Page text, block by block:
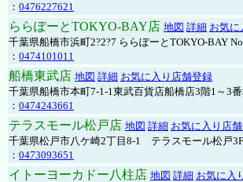
： 0476227621
ららぽーとTOKYO-BAY店 地図 詳細 お気に
千葉県船橋市浜町2?2?7 ららぽーとTOKYO-BAY
： 0474101011
船橋東武店 地図 詳細 お気に入り店舗登録
千葉県船橋市本町7-1-1東武百貨店船橋店3階1～3
： 0474243661
テラスモール松戸店 地図 詳細 お気に入り店
千葉県松戸市八ケ崎2丁目8-1 テラスモール松戸3F
： 0473093651
イトーヨーカドー八柱店 地図 詳細 お気に入